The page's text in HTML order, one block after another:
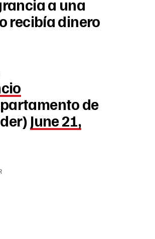
a una
recibía dinero
de
June 21,